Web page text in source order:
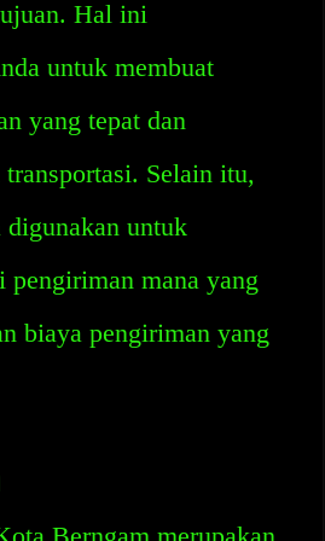
Hal ini
untuk membuat
yang tepat dan
Selain itu,
untuk
pengiriman mana yang
biaya pengiriman yang